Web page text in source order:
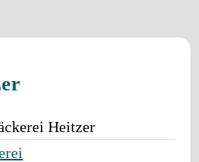
Heitzer